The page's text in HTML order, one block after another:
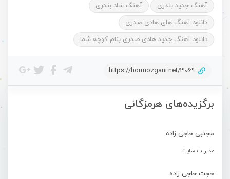
برگزیده‌های هرمزگانی
مجتبی حاجی زاده
مدیریت سایت
حجت حاجی زاده
آهنگ جدید بندری
آهنگ شاد بندری
دانلود آهنگ های هادی صدری
دانلود آهنگ جدید هادی صدری بنام کوچه شما
https://hormozgani.net/3069